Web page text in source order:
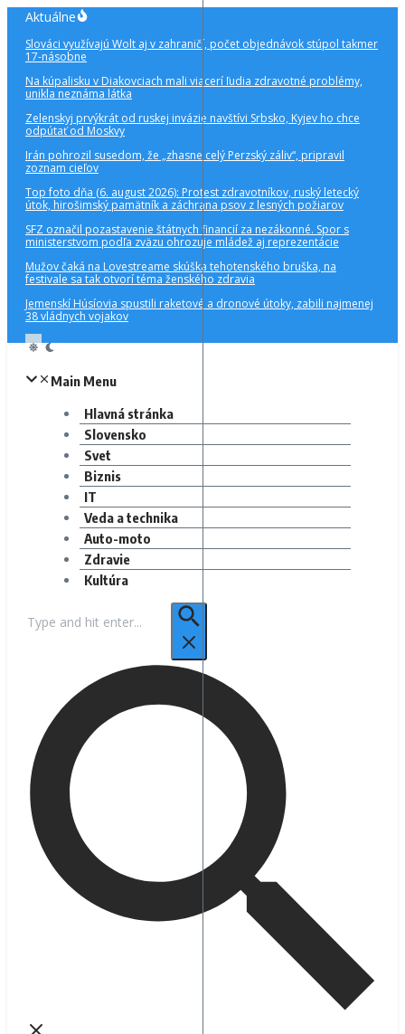
Preskočiť
obsah
Aktuálne
Slováci využívajú Wolt aj v zahraničí, počet objednávok stúpol takmer
17-násobne
Na kúpalisku v Diakovciach mali viacerí ľudia zdravotné problémy,
unikla neznáma látka
Zelenskyj prvýkrát od ruskej invázie navštívi Srbsko, Kyjev ho chce
odpútať od Moskvy
Irán pohrozil susedom, že „zhasne celý Perzský záliv“, pripravil
zoznam cieľov
Top foto dňa (6. august 2026): Protest zdravotníkov, ruský letecký
útok, hirošimský pamätník a záchrana psov z lesných požiarov
SFZ označil pozastavenie štátnych financií za nezákonné. Spor s
ministerstvom podľa zväzu ohrozuje mládež aj reprezentácie
Mužov čaká na Lovestreame skúška tehotenského bruška, na
festivale sa tak otvorí téma ženského zdravia
Jemenskí Húsíovia spustili raketové a dronové útoky, zabili najmenej
38 vládnych vojakov
Main Menu
Hlavná stránka
Slovensko
Svet
Biznis
IT
Veda a technika
Auto-moto
Zdravie
Kultúra